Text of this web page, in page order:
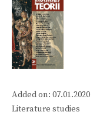
Added on: 07.01.2020
Literature studies